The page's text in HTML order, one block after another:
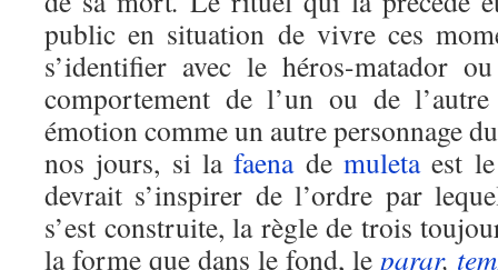
public en situation de vivre ces
s’identifier avec le héros-matador
comportement de l’un ou de
émotion comme un autre personnage
nos jours, si lafaenademuletaest le
devrait s’inspirer de l’ordre par
s’est construite, la règle de trois
la forme que dans le fond, le parar,